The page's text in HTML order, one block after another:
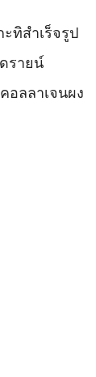
ทิสำเร็จรูป
รายน์
อลลาเจนผง